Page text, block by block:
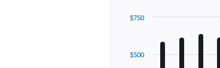
values.
1500.
12$500
$750